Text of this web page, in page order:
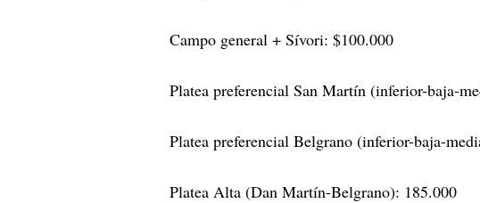
Campo general + Sívori: $100.000
Platea preferencial San Martín (inferior-baja-
Platea preferencial Belgrano (inferior-baja-
Platea Alta (Dan Martín-Belgrano): 185.000